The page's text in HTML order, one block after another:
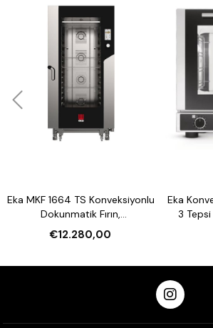
Eka MKF 1664 TS Konveksiyonlu
Dokunmatik Fırın,
Nemlendirmeli 16 Tepsi
Kapasiteli Elektrikli
€12.280,00
Eka
3